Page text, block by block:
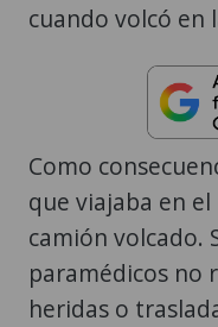
cuando volcó en
Como
que viajaba en
camión volcado.
paramédicos no
heridas o